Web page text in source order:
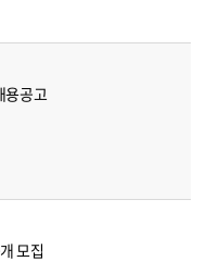
용공고
모집